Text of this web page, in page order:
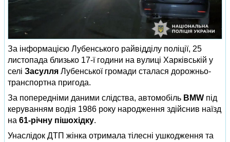
За інформацією Лубенського райвідділу поліції, 25
листопада близько 17-ї години на вулиці Харківській у
селі Засулля Лубенської громади сталася дорожньо-
транспортна пригода.
За попередніми даними слідства, автомобіль BMW під
керуванням водія 1986 року народження здійснив наїзд
на 61-річну пішохідку.
Унаслідок ДТП жінка отримала тілесні ушкодження та